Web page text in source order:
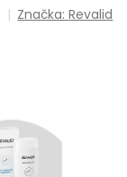
Značka:Revalid